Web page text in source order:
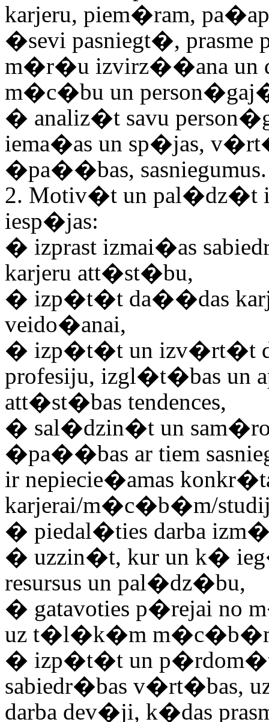
karjeru, piem�ram,
�sevi pasniegt�, prasme
m�r�u izvirz��ana un
m�c�bu un
� analiz�t savu
iema�as un sp�jas,
�pa��bas, sasniegumus.
2. Motiv�t un pal�dz�t
iesp�jas:
� izprast izmai�as
karjeru att�st�bu,
� izp�t�t da��das
veido�anai,
� izp�t�t un izv�rt�t
profesiju, izgl�t�bas un
att�st�bas tendences,
� sal�dzin�t un
�pa��bas ar tiem
ir nepiecie�amas
karjerai/m�c�b�m/
� piedal�ties darba
� uzzin�t, kur un k�
resursus un pal�dz�bu,
� gatavoties p�rejai no
uz t�l�k�m
� izp�t�t un p�rdom�t
sabiedr�bas v�rt�bas,
darba dev�ji, k�das